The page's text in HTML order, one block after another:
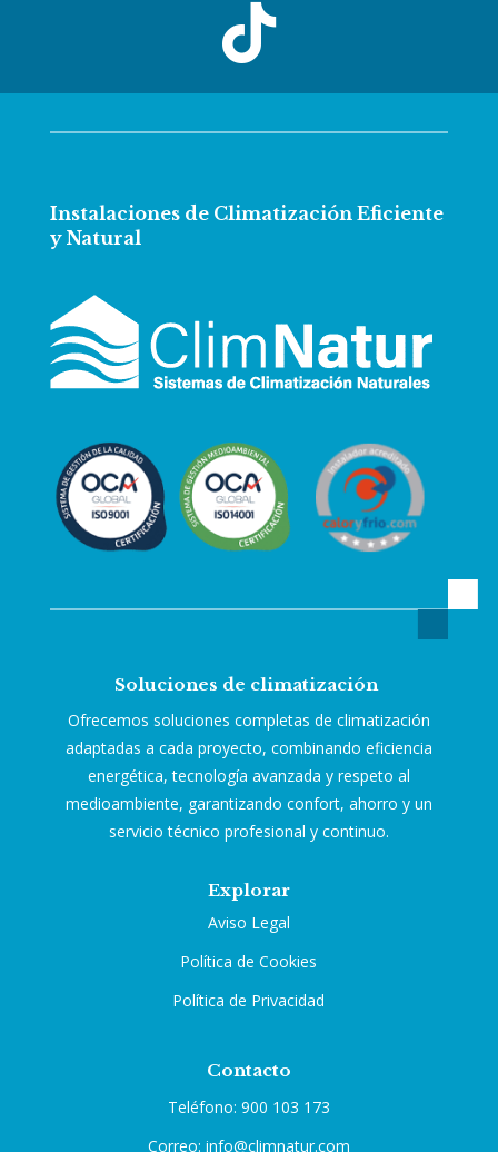

Instalaciones de Climatización Eficiente
y Natural
Soluciones de climatización
Ofrecemos soluciones completas de climatización
adaptadas a cada proyecto, combinando eficiencia
energética, tecnología avanzada y respeto al
medioambiente, garantizando confort, ahorro y un
servicio técnico profesional y continuo.
Explorar
Aviso Legal
Política de Cookies
Política de Privacidad
Contacto
Teléfono: 900 103 173
Correo: info@climnatur.com